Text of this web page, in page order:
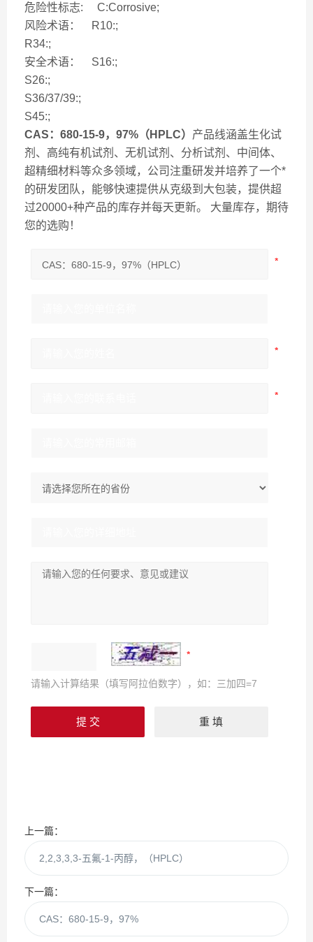
危险性标志: C:Corrosive;
风险术语： R10:;
R34:;
安全术语： S16:;
S26:;
S36/37/39:;
S45:;
CAS：680-15-9，97%（HPLC） 产品线涵盖生化试
剂、高纯有机试剂、无机试剂、分析试剂、中间体、
超精细材料等众多领域，公司注重研发并培养了一个*
的研发团队，能够快速提供从克级到大包装，提供超
过20000+种产品的库存并每天更新。 大量库存，期待
您的选购！
请输入计算结果（填写阿拉伯数字），如：三加四=7
上一篇：
2,2,3,3,3-五氟-1-丙醇，（HPLC）
下一篇：
CAS：680-15-9，97%